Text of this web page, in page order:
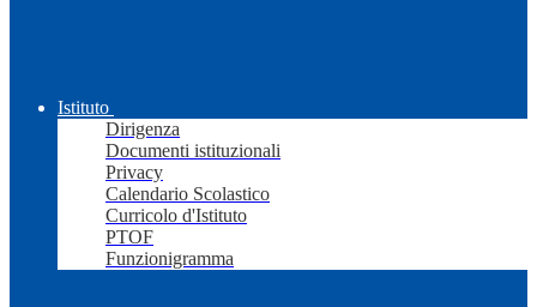
Istituto
Dirigenza
Documenti istituzionali
Privacy
Calendario Scolastico
Curricolo d'Istituto
PTOF
Funzionigramma